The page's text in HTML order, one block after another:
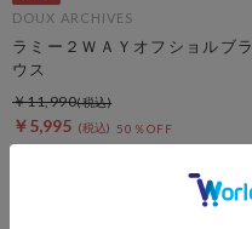
DOUX ARCHIVES
ラミー２ＷＡＹオフショルブラ
ウス
￥5,995 50％OFF
￥11,990